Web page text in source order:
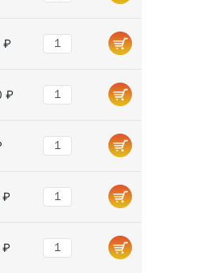
₽
₽
₽
₽